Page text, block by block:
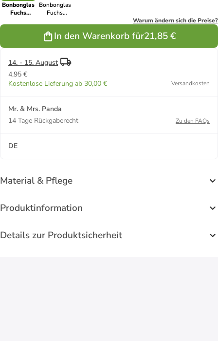
Bonbonglas
Fuchs
Bonbonglas
Fuchs
Weiß
Warum ändern sich die Preise?
In den Warenkorb für21,85 €
14. - 15. August
4,95 €
Kostenlose Lieferung ab 30,00 €
Versandkosten
Mr. & Mrs. Panda
14 Tage Rückgaberecht
Zu den FAQs
DE
Material & Pflege
Produktinformation
Details zur Produktsicherheit